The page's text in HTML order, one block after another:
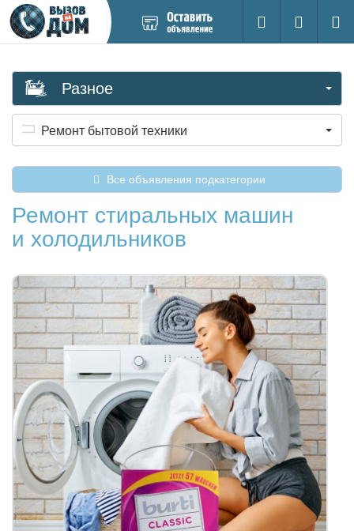
новое
Поиск
Вход на
Разное
Ремонт бытовой техники
Все объявления подкатегории
Ремонт стиральных машин
и холодильников